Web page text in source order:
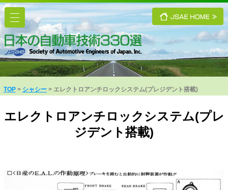
TOP シャシー エレクトロアンチロックシステム(プレジデント搭載)
エレクトロアンチロックシステム(プレ
ジデント搭載)